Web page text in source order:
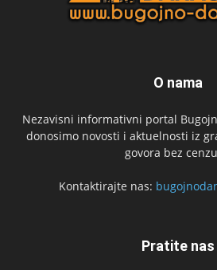
O nama
Nezavisni informativni portal
donosimo novosti i aktuelnosti iz
govora bez
Kontaktirajte nas:
Pratite nas